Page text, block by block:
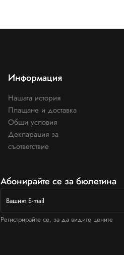
Информация
Нашата история
Плащане и доставка
Общи условия
Декларация за
съответствие
Абонирайте се за бюлетина
Регистрирайте се, за да видите цените